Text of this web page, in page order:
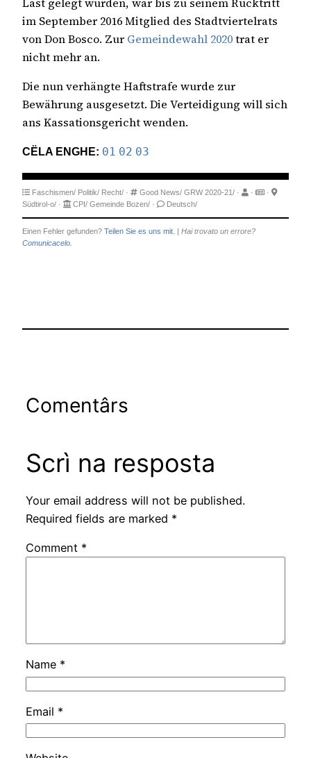
im September 2016 Mitglied des Stadtviertelrats
von Don Bosco. Zur Gemeindewahl 2020trat er
nicht mehr an.
Die nun verhängte Haftstrafe wurde zur
Bewährung ausgesetzt. Die Verteidigung will sich
ans Kassationsgericht wenden.
CËLA ENGHE: 01 02 03
Faschismen/ Politik/ Recht/ · Good News/ GRW 2020-21/ · ·
·
Südtirol-o/ · CPI/ Gemeinde Bozen/ · Deutsch/
Einen Fehler gefunden? Teilen Sie es uns mit. | Hai trovato un errore?
Comunicacelo.
Comentârs
Scrì na resposta
Your email address will not be published.
Required fields are marked *
Comment *
Name *
Email *